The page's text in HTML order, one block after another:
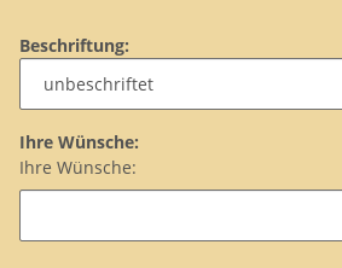
Beschriftung:
Ihre Wünsche:
Ihre Wünsche: